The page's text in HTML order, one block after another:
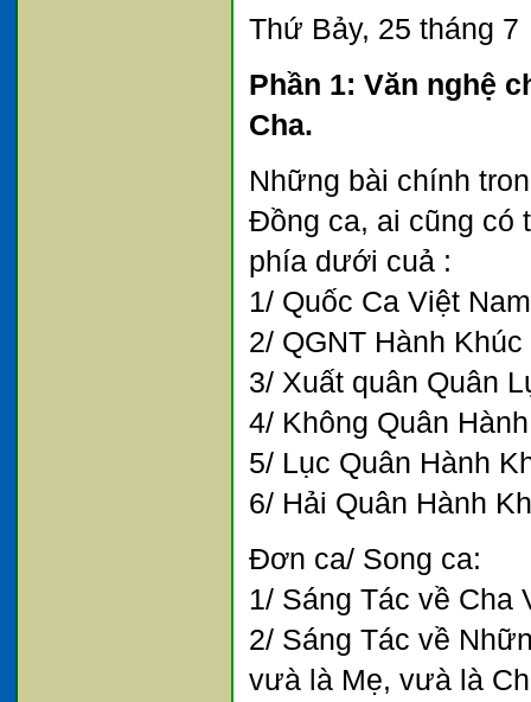
Thứ Bảy, 25 tháng 7
Phần 1: Văn nghệ
Cha.
Những bài chính
Đồng ca, ai cũng có
phía dưới cuả :
1/ Quốc Ca Việt
2/ QGNT Hành Khúc
3/ Xuất quân Quân
4/ Không Quân
5/ Lục Quân Hành
6/ Hải Quân Hành
Đơn ca/ Song ca:
1/ Sáng Tác về Cha
2/ Sáng Tác về
vưà là Mẹ, vưà là